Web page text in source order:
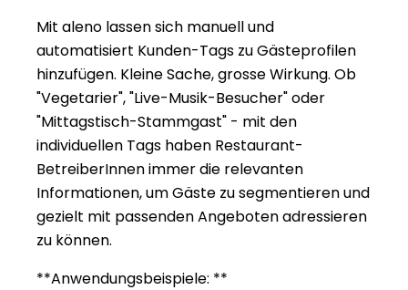
Mit aleno lassen sich manuell und
automatisiert Kunden-Tags zu Gästeprofilen
hinzufügen. Kleine Sache, grosse Wirkung. Ob
"Vegetarier", "Live-Musik-Besucher" oder
"Mittagstisch-Stammgast" - mit den
individuellen Tags haben Restaurant-
BetreiberInnen immer die relevanten
Informationen, um Gäste zu segmentieren und
gezielt mit passenden Angeboten adressieren
zu können.
**Anwendungsbeispiele: **